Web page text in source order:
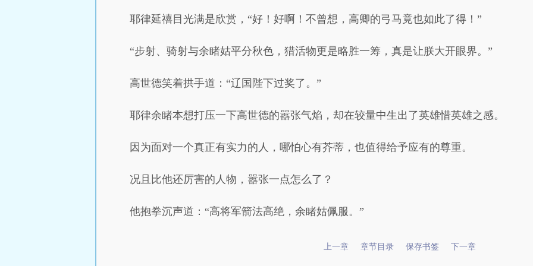
耶律延禧目光满是欣赏，“好！好啊！不曾想，高卿的弓马竟也如此了得！”
“步射、骑射与余睹姑平分秋色，猎活物更是略胜一筹，真是让朕大开眼界。”
高世德笑着拱手道：“辽国陛下过奖了。”
耶律余睹本想打压一下高世德的嚣张气焰，却在较量中生出了英雄惜英雄之感。
因为面对一个真正有实力的人，哪怕心有芥蒂，也值得给予应有的尊重。
况且比他还厉害的人物，嚣张一点怎么了？
他抱拳沉声道：“高将军箭法高绝，余睹姑佩服。”
上一章 章节目录 保存书签 下一章